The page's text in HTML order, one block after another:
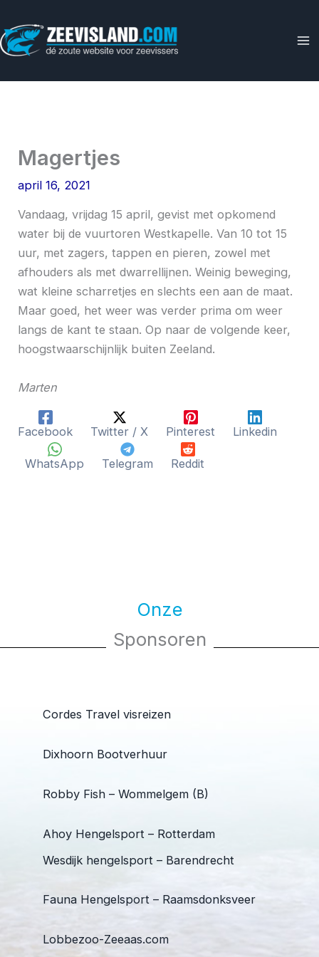
naar
de
Magertjes
april 16, 2021
Vandaag, vrijdag 15 april, gevist met opkomend
water bij de vuurtoren Westkapelle. Van 10 tot 15
uur, met zagers, tappen en pieren, zowel met
afhouders als met dwarrellijnen. Weinig beweging,
wat kleine scharretjes en slechts een aan de maat.
Maar goed, het weer was verder prima om weer
langs de kant te staan. Op naar de volgende keer,
hoogstwaarschijnlijk buiten Zeeland.
Marten
Facebook Twitter / X Pinterest Linkedin
WhatsApp Telegram Reddit
Onze
Sponsoren
Cordes Travel visreizen
Dixhoorn Bootverhuur
Robby Fish – Wommelgem (B)
Ahoy Hengelsport – Rotterdam
Wesdijk hengelsport – Barendrecht
Fauna Hengelsport – Raamsdonksveer
Lobbezoo-Zeeaas.com